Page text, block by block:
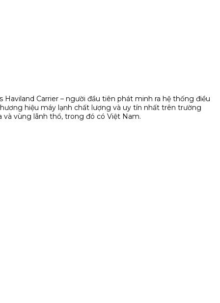
Carrier – người đầu tiên phát minh ra hệ thống điều
hiệu máy lạnh chất lượng và uy tín nhất trên trường
vùng lãnh thổ, trong đó có Việt Nam.